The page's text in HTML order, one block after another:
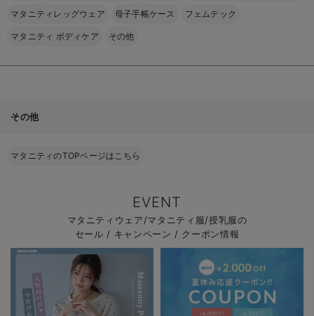
マタニティレッグウェア 母子手帳ケース フェムテック
マタニティ ボディケア その他
その他
マタニティのTOPページはこちら
EVENT
マタニティウェア/マタニティ服/授乳服の
セール / キャンペーン / クーポン情報